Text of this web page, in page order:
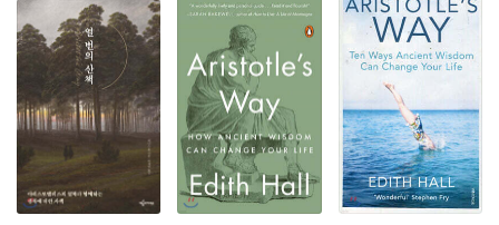
영국 국립극장, 셰익스피어 글로브, 왕립 셰익스피어 컴퍼니, 뉴캐슬의 라
이브 극장 등에서 고전 연극 자문을 맡았다.
『Introducing the Ancient Greeks』 『The Return of Ulysses: a Cu
ltural History of Homer’s Odyssey』 『Adventures with Iphigenia
in Tauris: A Cultural History of Euripides』 등 비롯해 그리스 철학과
인문, 문학과 역사, 비평과 수사학 등을 주제로 한 다양한 책을 집필했다.
아리스토텔레스뿐만 아니라 헤로도토스와 크세노폰, 플루타르크, 투키디